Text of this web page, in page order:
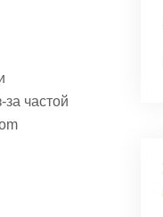
частой